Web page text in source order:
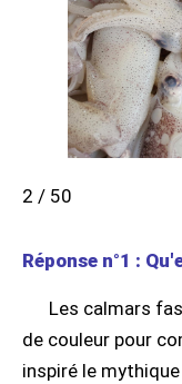
2 / 50
Réponse n°1 :
Les calmars
de couleur pour
inspiré le